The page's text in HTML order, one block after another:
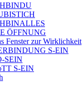
ÖFFNUNG
Fenster zur Wirklichkeit
S-EIN
SEIN
S-EIN